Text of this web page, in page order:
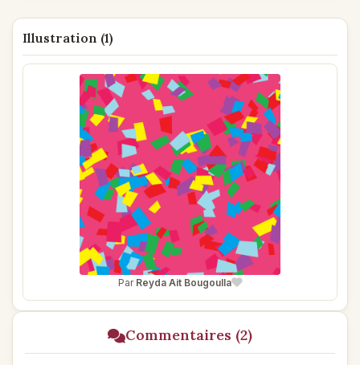
Illustration (1)
Par Reyda Ait Bougoulla
Commentaires (2)